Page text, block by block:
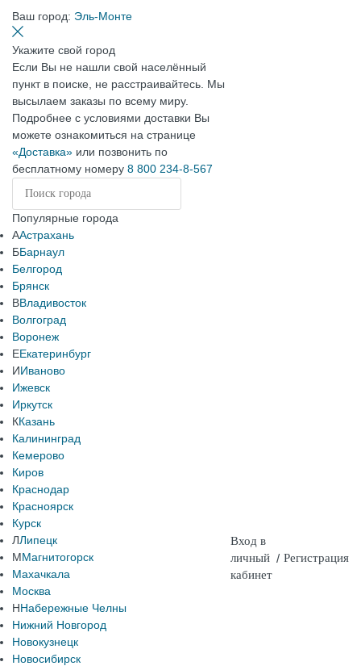
Ваш город: Эль-Монте
Укажите свой город
Если Вы не нашли свой населённый
пункт в поиске, не расстраивайтесь. Мы
высылаем заказы по всему миру.
Подробнее с условиями доставки Вы
можете ознакомиться на странице
«Доставка» или позвонить по
бесплатному номеру 8 800 234-8-567
Популярные города
ААстрахань
ББарнаул
Белгород
Брянск
ВВладивосток
Волгоград
Воронеж
ЕЕкатеринбург
ИИваново
Ижевск
Иркутск
ККазань
Калининград
Кемерово
Киров
Краснодар
Красноярск
Курск
ЛЛипецк
ММагнитогорск
Махачкала
Москва
ННабережные Челны
Нижний Новгород
Новокузнецк
Новосибирск
Вход в
личный
кабинет
/ Регистрация